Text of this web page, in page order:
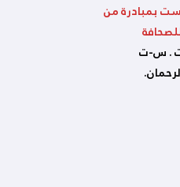
بمبادرة من
. س-ت